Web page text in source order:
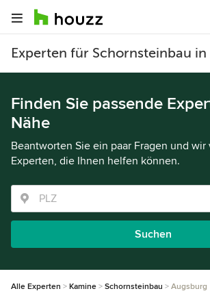
Experten für Schornsteinbau
Finden Sie passende
Nähe
Beantworten Sie ein paar Fragen und
Experten, die Ihnen helfen können.
Suchen
Alle Experten Kamine Schornsteinbau Augsburg